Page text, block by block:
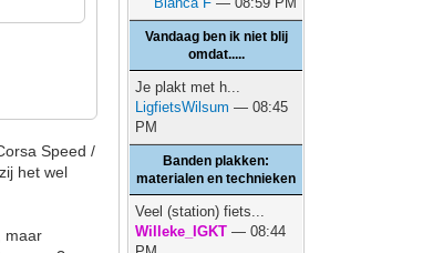
Speed /
het wel
maar
Vandaag ben ik niet blij
omdat.....
Je plakt met h...
LigfietsWilsum — 08:45
PM
Banden plakken:
materialen en technieken
Veel (station) fiets...
Willeke_IGKT — 08:44